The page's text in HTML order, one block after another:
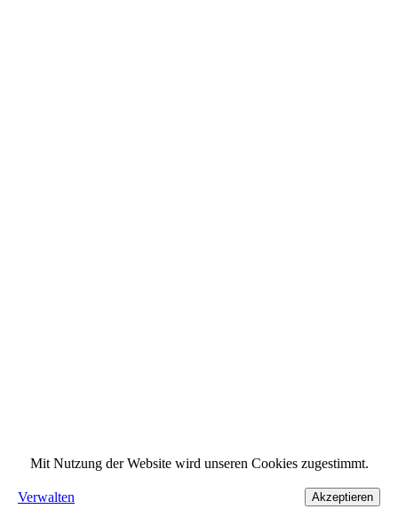
Mit Nutzung der Website wird unseren Cookies zugestimmt.
Verwalten Akzeptieren